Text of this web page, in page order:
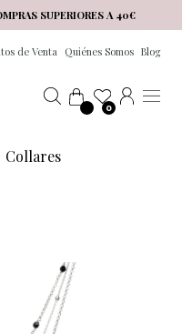
SUPERIORES A 40€
de Venta Quiénes Somos Blog
0
Collares